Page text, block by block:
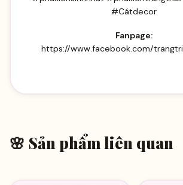
#Cátdecor
Fanpage:
https://www.facebook.com/
🌸 Sản phẩm liên quan